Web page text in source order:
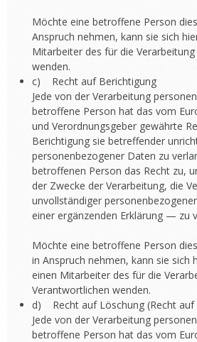
Möchte eine betroffene Person
Anspruch nehmen, kann sie sich
Mitarbeiter des für die
wenden.
c) Recht auf Berichtigung
Jede von der Verarbeitung
betroffene Person hat das vom
und Verordnungsgeber gewährte
Berichtigung sie betreffender
personenbezogener Daten zu
betroffenen Person das Recht zu,
der Zwecke der Verarbeitung, die
unvollständiger
einer ergänzenden Erklärung — zu
Möchte eine betroffene Person
in Anspruch nehmen, kann sie sich
einen Mitarbeiter des für die
Verantwortlichen wenden.
d) Recht auf Löschung (Recht auf
Jede von der Verarbeitung
betroffene Person hat das vom